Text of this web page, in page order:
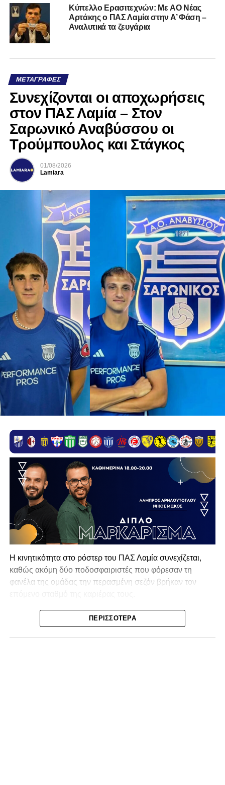
Kύπελλο Ερασιτεχνών: Με AO Nέας
Αρτάκης ο ΠΑΣ Λαμία στην Α’ Φάση –
Αναλυτικά τα ζευγάρια
ΜΕΤΑΓΡΑΦΈΣ
Συνεχίζονται οι αποχωρήσεις
στον ΠΑΣ Λαμία – Στον
Σαρωνικό Αναβύσσου οι
Τρούμπουλος και Στάγκος
01/08/2026
Lamiara
Η κινητικότητα στο ρόστερ του ΠΑΣ Λαμία συνεχίζεται,
καθώς ακόμη δύο ποδοσφαιριστές που φόρεσαν τη
φανέλα της ομάδας την περασμένη σεζόν βρήκαν τον
Ο λόγος για τον Βασίλη Τρούμπουλο και τον Χρυσόστομο
Στάγκο, οι οποίοι θα συνεχίσουν μαζί την ποδοσφαιρική
τους πορεία στον Σαρωνικό Αναβύσσου, με τον σύλλογο
ΠΕΡΙΣΣΌΤΕΡΑ